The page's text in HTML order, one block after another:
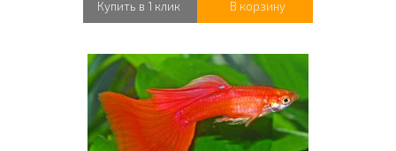
Купить в 1 клик В корзину